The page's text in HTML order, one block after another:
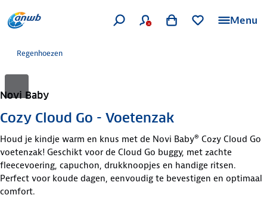
Menu
Regenhoezen
Novi Baby
Cozy Cloud Go - Voetenzak
Houd je kindje warm en knus met de Novi Baby® Cozy Cloud Go
voetenzak! Geschikt voor de Cloud Go buggy, met zachte
fleecevoering, capuchon, drukknoopjes en handige ritsen.
Perfect voor koude dagen, eenvoudig te bevestigen en optimaal
comfort.